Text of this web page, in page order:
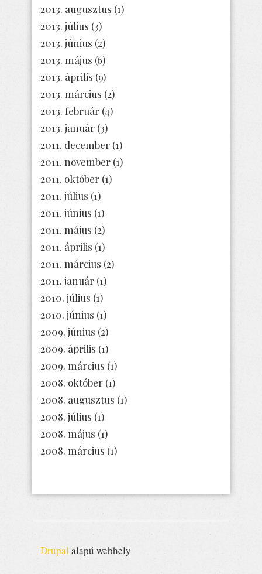
2013. augusztus (1)
2013. július (3)
2013. június (2)
2013. május (6)
2013. április (9)
2013. március (2)
2013. február (4)
2013. január (3)
2011. december (1)
2011. november (1)
2011. október (1)
2011. július (1)
2011. június (1)
2011. május (2)
2011. április (1)
2011. március (2)
2011. január (1)
2010. július (1)
2010. június (1)
2009. június (2)
2009. április (1)
2009. március (1)
2008. október (1)
2008. augusztus (1)
2008. július (1)
2008. május (1)
2008. március (1)
Drupal alapú webhely